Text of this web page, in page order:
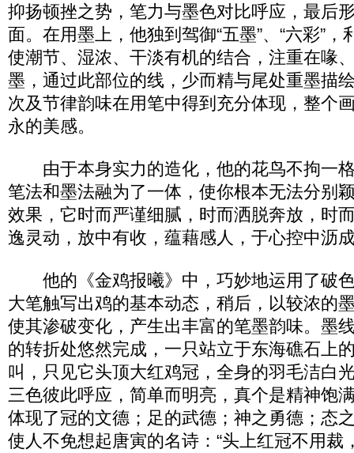
抑扬顿挫之势，笔力与墨色对比呼应，最后
面。在用墨上，他独到驾御“五墨”、“六彩”
使潮节、湿浓、干淡有机的结合，注重在喙
墨，通过此部位的线，少而精与尾处重墨描
次及节律韵味在用笔中得到充分体现，整个
永的美感。
由于本身实力的造化，他的花鸟不拘一
笔法和墨法融为了一体，使你根本无法分别
效果，它时而严谨细腻，时而洒脱奔放，时
逸灵动，放中有收，蕴藉感人，于心控中沥
他的《金鸡报曦》中，巧妙地运用了破
大笔触写出鸡的基本动态，稍后，以较浓的
使其渗破变化，产生出丰富的笔墨韵味。墨
的转折处悠然完成，一只站立于东海礁石上
叫，只见它头顶大红鸡冠，全身的羽毛洁白
三色彼此呼应，简单而明亮，真个是精神饱
体现了冠的文德；足的武德；神之勇德；态
使人不免想起唐寅的名诗：“头上红冠不用裁